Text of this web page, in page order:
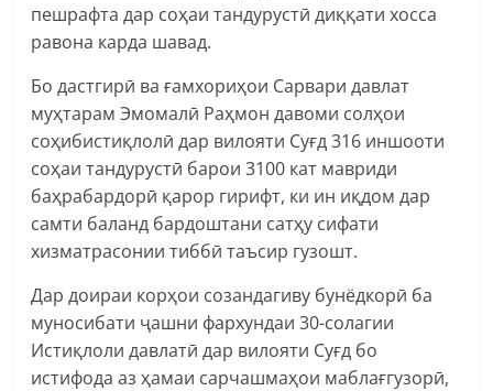
пешрафта дар соҳаи тандурустӣ диққати хосса
равона карда шавад.
Бо дастгирӣ ва ғамхориҳои Сарвари давлат
муҳтарам Эмомалӣ Раҳмон давоми солҳои
соҳибистиқлолӣ дар вилояти Суғд 316 иншооти
соҳаи тандурустӣ барои 3100 кат мавриди
баҳрабардорӣ қарор гирифт, ки ин иқдом дар
самти баланд бардоштани сатҳу сифати
хизматрасонии тиббӣ таъсир гузошт.
Дар доираи корҳои созандагиву бунёдкорӣ ба
муносибати ҷашни фархундаи 30-солагии
Истиқлоли давлатӣ дар вилояти Суғд бо
истифода аз ҳамаи сарчашмаҳои маблағгузорӣ,